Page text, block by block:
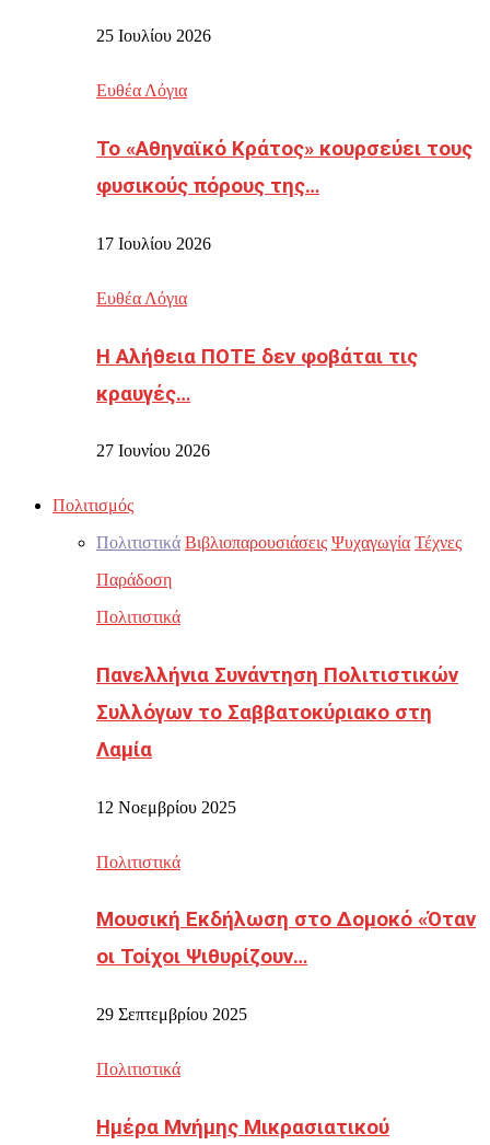
25 Ιουλίου 2026
Ευθέα Λόγια
Το «Αθηναϊκό Κράτος» κουρσεύει τους
φυσικούς πόρους της…
17 Ιουλίου 2026
Ευθέα Λόγια
Η Αλήθεια ΠΟΤΕ δεν φοβάται τις
κραυγές…
27 Ιουνίου 2026
Πολιτισμός
Πολιτιστικά Βιβλιοπαρουσιάσεις Ψυχαγωγία Τέχνες
Παράδοση
Πολιτιστικά
Πανελλήνια Συνάντηση Πολιτιστικών
Συλλόγων το Σαββατοκύριακο στη
Λαμία
12 Νοεμβρίου 2025
Πολιτιστικά
Μουσική Εκδήλωση στο Δομοκό «Όταν
οι Τοίχοι Ψιθυρίζουν…
29 Σεπτεμβρίου 2025
Πολιτιστικά
Ημέρα Μνήμης Μικρασιατικού